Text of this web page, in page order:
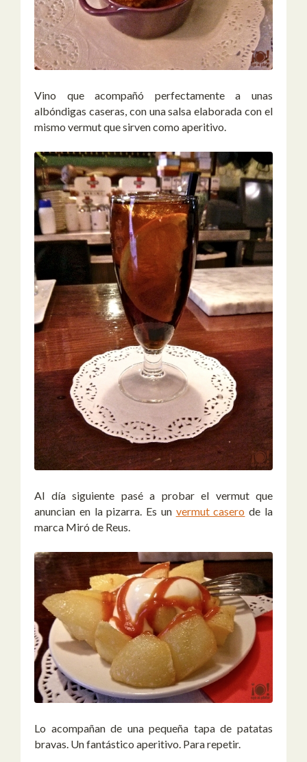
Vino que acompañó perfectamente a unas
albóndigas caseras, con una salsa elaborada con el
mismo vermut que sirven como aperitivo.
Al día siguiente pasé a probar el vermut que
anuncian en la pizarra. Es un vermut casero de la
marca Miró de Reus.
Lo acompañan de una pequeña tapa de patatas
bravas. Un fantástico aperitivo. Para repetir.